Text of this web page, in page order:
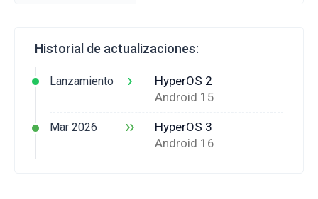
Historial de actualizaciones:
Lanzamiento ›
HyperOS 2
Android 15
Mar 2026 ››
HyperOS 3
Android 16